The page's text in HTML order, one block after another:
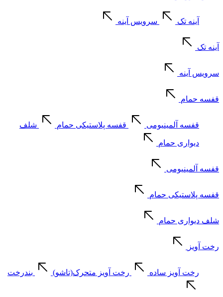
آینه تک سرویس آینه
آینه تک
سرویس آینه
قفسه حمام
قفسه آلمینیومی قفسه پلاستیکی حمام شلف
دیواری حمام
قفسه آلمینیومی
قفسه پلاستیکی حمام
شلف دیواری حمام
رخت آویز
رخت آویز ساده رخت آویز متحرک(تاشو) بندرخت